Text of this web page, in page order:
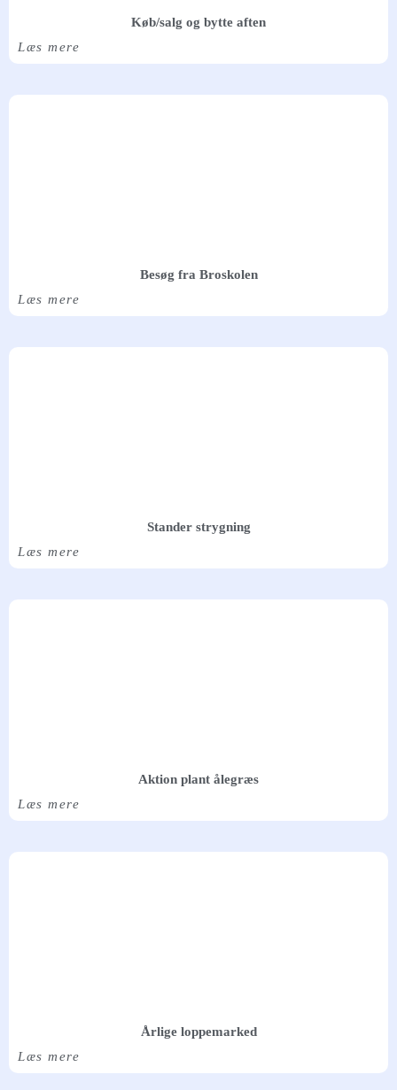
Køb/salg og bytte aften
Læs mere
Besøg fra Broskolen
Læs mere
Stander strygning
Læs mere
Aktion plant ålegræs
Læs mere
Årlige loppemarked
Læs mere